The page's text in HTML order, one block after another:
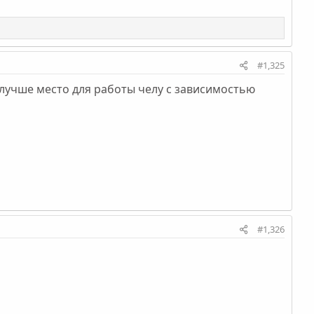
#1,325
место для работы челу с зависимостью
#1,326